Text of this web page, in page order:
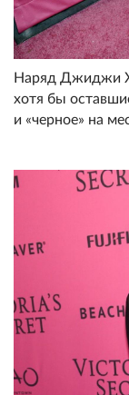
Наряд Джиджи
хотя бы
и «черное» на